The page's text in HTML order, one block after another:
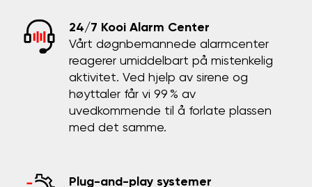
24/7 Kooi Alarm Center
Vårt døgnbemannede alarmcenter
reagerer umiddelbart på mistenkelig
aktivitet. Ved hjelp av sirene og
høyttaler får vi 99 % av
uvedkommende til å forlate plassen
med det samme.
Plug-and-play systemer